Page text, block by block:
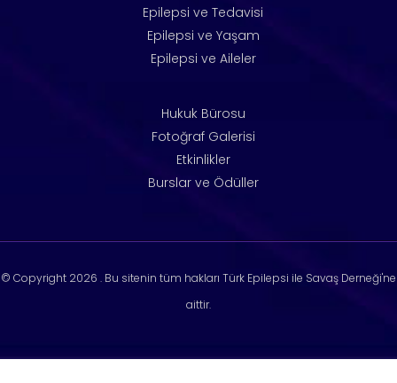
Epilepsi ve Tedavisi
Epilepsi ve Yaşam
Epilepsi ve Aileler
Hukuk Bürosu
Fotoğraf Galerisi
Etkinlikler
Burslar ve Ödüller
© Copyright 2026 . Bu sitenin tüm hakları Türk Epilepsi ile Savaş Derneği'ne
aittir.